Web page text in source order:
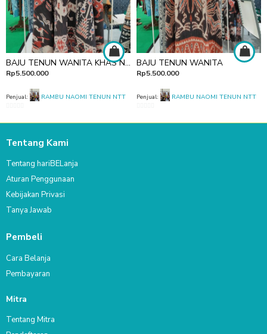
BAJU TENUN WANITA KHAS NTT
Rp5.500.000
Penjual: RAMBU NAOMI TENUN NTT
out
BAJU TENUN WANITA
Rp5.500.000
Penjual: RAMBU NAOMI TENUN NTT
out
Tentang Kami
Tentang hariBELanja
Aturan Penggunaan
Kebijakan Privasi
Tanya Jawab
Pembeli
Cara Belanja
Pembayaran
Mitra
Tentang Mitra